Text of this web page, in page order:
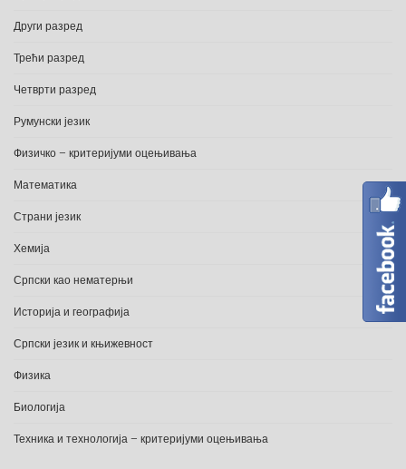
Други разред
Трећи разред
Четврти разред
Румунски језик
Физичко – критеријуми оцењивања
Математика
Страни језик
Хемија
Српски као нематерњи
Историја и географија
Српски језик и књижевност
Физика
Биологија
Техника и технологија – критеријуми оцењивања